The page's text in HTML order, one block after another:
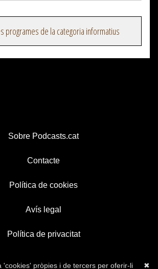
programes de la categoria informatius
Sobre Podcasts.cat
Contacte
Política de cookies
Avís legal
Política de privacitat
✖
'cookies' pròpies i de tercers per oferir-li